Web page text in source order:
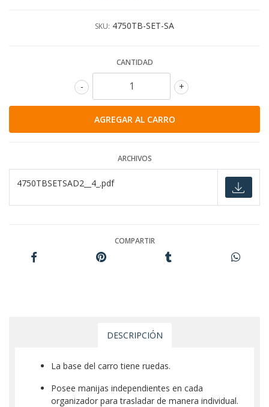
SKU: 4750TB-SET-SA
CANTIDAD
+
-
ARCHIVOS
4750TBSETSAD2__4_.pdf
COMPARTIR
DESCRIPCIÓN
La base del carro tiene ruedas.
Posee manijas independientes en cada
organizador para trasladar de manera individual.